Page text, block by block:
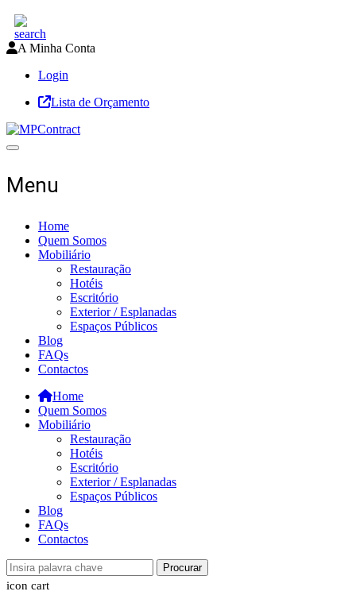
A Minha Conta
Login
Lista de Orçamento
Toggle navigation
Menu
Home
Quem Somos
Mobiliário
Restauração
Hotéis
Escritório
Exterior / Esplanadas
Espaços Públicos
Blog
FAQs
Contactos
Home
Quem Somos
Mobiliário
Restauração
Hotéis
Escritório
Exterior / Esplanadas
Espaços Públicos
Blog
FAQs
Contactos
Procurar
icon cart